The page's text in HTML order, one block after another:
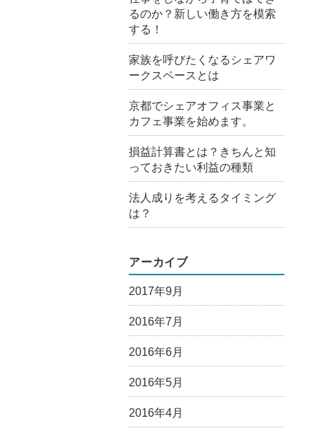
るのか？新しい働き方を模索
する！
家族を呼びたくなるシェアワ
ークスペースとは
京都でシェアオフィス事業と
カフェ事業を始めます。
損益計算書とは？きちんと知
っておきたい利益の種類
法人成りを考えるタイミング
は？
アーカイブ
2017年9月
2016年7月
2016年6月
2016年5月
2016年4月